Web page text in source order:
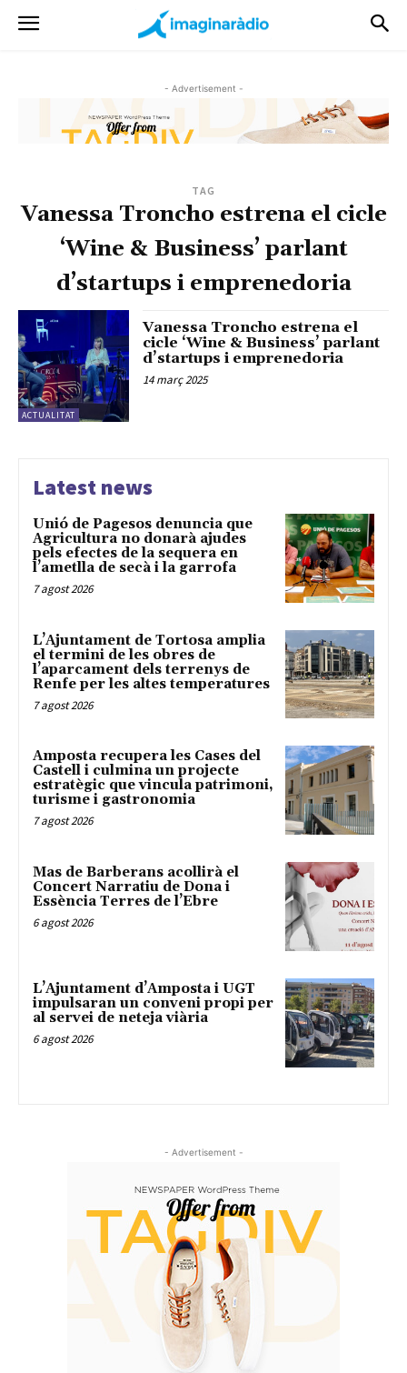
- Advertisement -
TAG
Vanessa Troncho estrena el cicle
‘Wine & Business’ parlant
d’startups i emprenedoria
ACTUALITAT
Vanessa Troncho estrena el
cicle ‘Wine & Business’ parlant
d’startups i emprenedoria
14 març 2025
Latest news
Unió de Pagesos denuncia que
Agricultura no donarà ajudes
pels efectes de la sequera en
l’ametlla de secà i la garrofa
7 agost 2026
L’Ajuntament de Tortosa amplia
el termini de les obres de
l’aparcament dels terrenys de
Renfe per les altes temperatures
7 agost 2026
Amposta recupera les Cases del
Castell i culmina un projecte
estratègic que vincula patrimoni,
turisme i gastronomia
7 agost 2026
Mas de Barberans acollirà el
Concert Narratiu de Dona i
Essència Terres de l’Ebre
6 agost 2026
L’Ajuntament d’Amposta i UGT
impulsaran un conveni propi per
al servei de neteja viària
6 agost 2026
- Advertisement -